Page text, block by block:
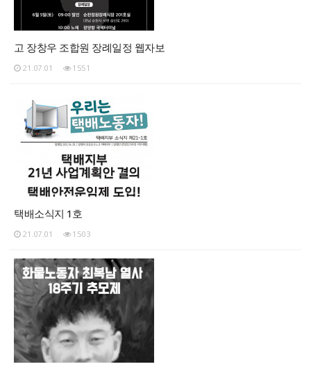
고 장창우 조합원 장례일정 웹자보
21.07.01 1551
택배소식지 1호
21.07.01 1503